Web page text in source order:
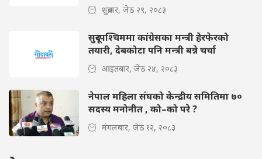
शुक्रबार, जेठ २९, २०८३
सुदूरपश्चिममा कांग्रेसका मन्त्री हेरफेरको
तयारी, देबकोटा पनि मन्त्री बन्ने चर्चा
आइतबार, जेठ २४, २०८३
नेपाल महिला संघको केन्द्रीय समितिमा ७०
सदस्य मनोनीत , को–को परे ?
मंगलबार, जेठ १२, २०८३